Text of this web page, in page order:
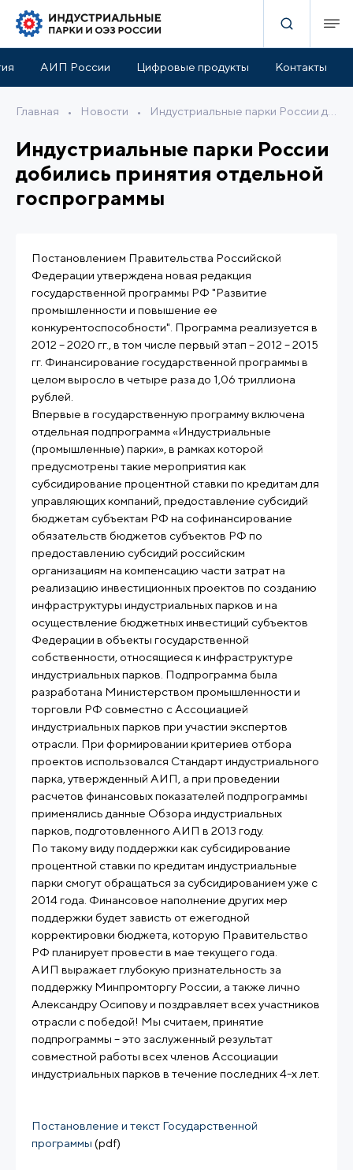
АИП России Цифровые продукты Контакты
Главная • Новости •
Индустриальные парки России
добились принятия отдельной
госпрограммы
Постановлением Правительства Российской
Федерации утверждена новая редакция
государственной программы РФ "Развитие
промышленности и повышение ее
конкурентоспособности". Программа реализуется в
2012 – 2020 гг., в том числе первый этап – 2012 – 2015
гг. Финансирование государственной программы в
целом выросло в четыре раза до 1,06 триллиона
рублей.
Впервые в государственную программу включена
отдельная подпрограмма «Индустриальные
(промышленные) парки», в рамках которой
предусмотрены такие мероприятия как
субсидирование процентной ставки по кредитам для
управляющих компаний, предоставление субсидий
бюджетам субъектам РФ на софинансирование
обязательств бюджетов субъектов РФ по
предоставлению субсидий российским
организациям на компенсацию части затрат на
реализацию инвестиционных проектов по созданию
инфраструктуры индустриальных парков и на
осуществление бюджетных инвестиций субъектов
Федерации в объекты государственной
собственности, относящиеся к инфраструктуре
индустриальных парков. Подпрограмма была
разработана Министерством промышленности и
торговли РФ совместно с Ассоциацией
индустриальных парков при участии экспертов
отрасли. При формировании критериев отбора
проектов использовался Стандарт индустриального
парка, утвержденный АИП, а при проведении
расчетов финансовых показателей подпрограммы
применялись данные Обзора индустриальных
парков, подготовленного АИП в 2013 году.
По такому виду поддержки как субсидирование
процентной ставки по кредитам индустриальные
парки смогут обращаться за субсидированием уже с
2014 года. Финансовое наполнение других мер
поддержки будет зависть от ежегодной
корректировки бюджета, которую Правительство
РФ планирует провести в мае текущего года.
АИП выражает глубокую признательность за
поддержку Минпромторгу России, а также лично
Александру Осипову и поздравляет всех участников
отрасли с победой! Мы считаем, принятие
подпрограммы – это заслуженный результат
совместной работы всех членов Ассоциации
индустриальных парков в течение последних 4-х лет.
Постановление и текст Государственной
программы (pdf)